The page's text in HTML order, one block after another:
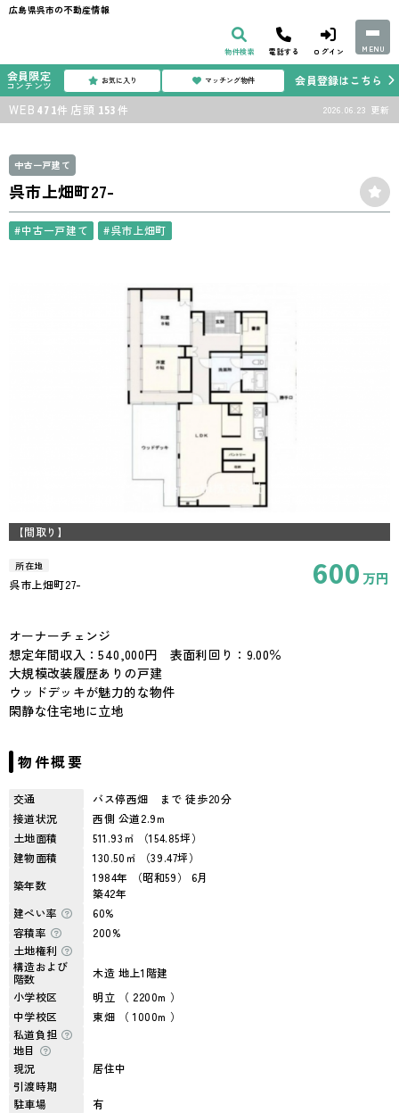
広島県呉市の不動産情報
物件検索 電話する ログイン MENU
会員限定
コンテンツ お気に入り マッチング物件 会員登録はこちら
WEB 471件 店頭 153 件 2026.06.23 更新
中古一戸建て
呉市上畑町27-
#中古一戸建て #呉市上畑町
【間取り】
所在地
呉市上畑町27- 600万円
オーナーチェンジ
想定年間収入：540,000円 表面利回り：9.00％
大規模改装履歴ありの戸建
ウッドデッキが魅力的な物件
閑静な住宅地に立地
物件概要
交通
バス停西畑 まで 徒歩20分
接道状況
西側 公道2.9m
土地面積
511.93㎡ （154.85坪）
建物面積
130.50㎡ （39.47坪）
築年数
1984年 （昭和59） 6月
築42年
建ぺい率
60%
容積率
200%
土地権利
構造および
階数
木造 地上1階建
小学校区
明立 （ 2200m ）
中学校区
東畑 （ 1000m ）
私道負担
地目
現況
居住中
引渡時期
駐車場
有